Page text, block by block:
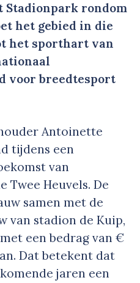
rondom
het gebied in die
het sporthart van
voor breedtesport
Antoinette
tijdens een
van
Twee Heuvels. De
samen met de
van stadion de Kuip,
een bedrag van €
Dat betekent dat
jaren een